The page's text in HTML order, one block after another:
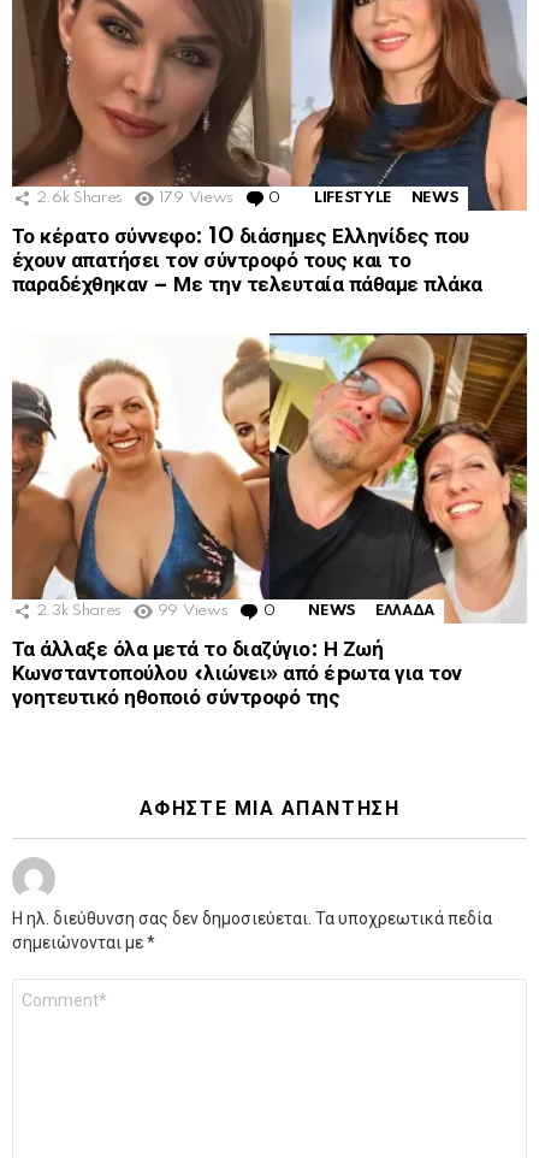
2.6k Shares 179 Views 0 Comments
LIFESTYLE NEWS
Το κέρατο σύννεφο: 10 διάσημες Ελληνίδες που
έχουν απατήσει τον σύντροφό τους και το
παραδέχθηκαν – Με την τελευταία πάθαμε πλάκα
2.3k Shares 99 Views 0 Comments
NEWS ΕΛΛΑΔΑ
Τα άλλαξε όλα μετά το διαζύγιο: Η Ζωή
Κωνσταντοπούλου «λιώνει» από έpωτα για τον
γοητευτικό ηθοποιό σύντροφό της
ΑΦΉΣΤΕ ΜΙΑ ΑΠΆΝΤΗΣΗ
Η ηλ. διεύθυνση σας δεν δημοσιεύεται. Τα υποχρεωτικά πεδία
σημειώνονται με*